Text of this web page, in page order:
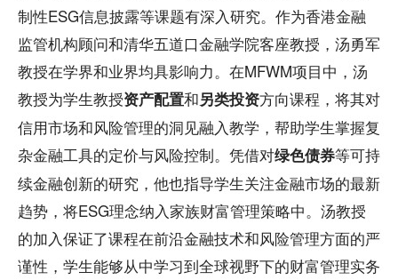
制性ESG信息披露等课题有深入研究。作为香港金融
监管机构顾问和清华五道口金融学院客座教授，汤勇军
教授在学界和业界均具影响力。在MFWM项目中，汤
教授为学生教授资产配置和另类投资方向课程，将其对
信用市场和风险管理的洞见融入教学，帮助学生掌握复
杂金融工具的定价与风险控制。凭借对绿色债券等可持
续金融创新的研究，他也指导学生关注金融市场的最新
趋势，将ESG理念纳入家族财富管理策略中。汤教授
的加入保证了课程在前沿金融技术和风险管理方面的严
谨性，学生能够从中学习到全球视野下的财富管理实务